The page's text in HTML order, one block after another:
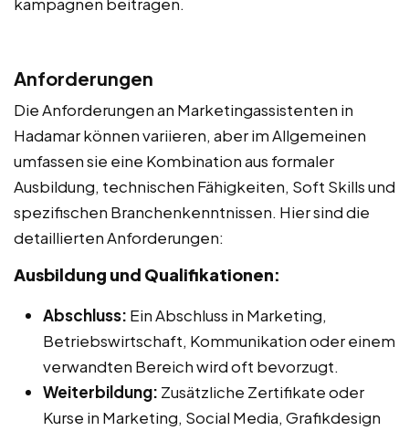
Anforderungen
Die Anforderungen an Marketingassistenten in
Hadamar können variieren, aber im Allgemeinen
umfassen sie eine Kombination aus formaler
Ausbildung, technischen Fähigkeiten, Soft Skills und
spezifischen Branchenkenntnissen. Hier sind die
detaillierten Anforderungen:
Ausbildung und Qualifikationen:
Abschluss: Ein Abschluss in Marketing,
Betriebswirtschaft, Kommunikation oder einem
verwandten Bereich wird oft bevorzugt.
Weiterbildung: Zusätzliche Zertifikate oder
Kurse in Marketing, Social Media, Grafikdesign